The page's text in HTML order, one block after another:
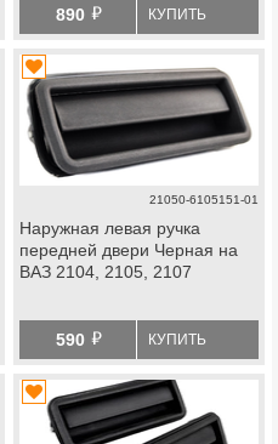
890 й КУПИТЬ
21050-6105151-01
Наружная левая ручка
передней двери Черная на
ВАЗ 2104, 2105, 2107
590 й КУПИТЬ